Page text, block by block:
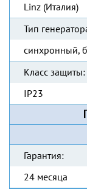
Linz (Италия)
Тип
синхронный,
Класс защиты:
IP23
Гарантия:
24 месяца